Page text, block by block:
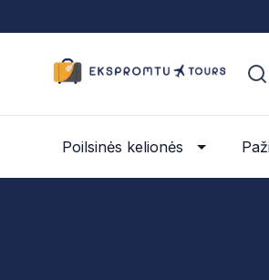
Poilsinės kelionės